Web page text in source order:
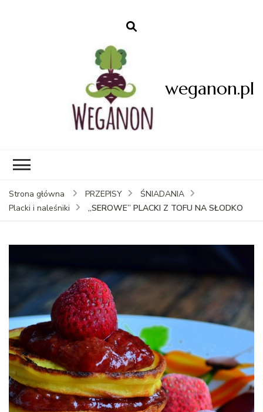
weganon.pl
Strona główna PRZEPISY
ŚNIADANIA
Placki i naleśniki
„SEROWE” PLACKI Z TOFU NA SŁODKO